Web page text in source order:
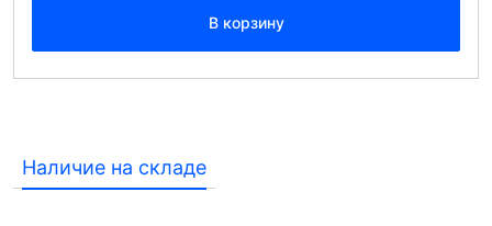
В корзину
Наличие на складе